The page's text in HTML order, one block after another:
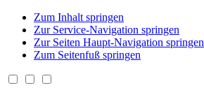
Zum Inhalt springen
Zur Service-Navigation springen
Zur Seiten Haupt-Navigation springen
Zum Seitenfuß springen